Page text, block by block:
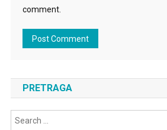
comment.
PRETRAGA